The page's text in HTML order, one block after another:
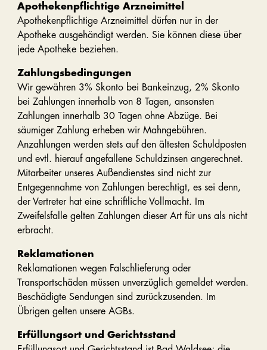
Apothekenpflichtige Arzneimittel
Apothekenpflichtige Arzneimittel dürfen nur in der
Apotheke ausgehändigt werden. Sie können diese über
jede Apotheke beziehen.
Zahlungsbedingungen
Wir gewähren 3% Skonto bei Bankeinzug, 2% Skonto
bei Zahlungen innerhalb von 8 Tagen, ansonsten
Zahlungen innerhalb 30 Tagen ohne Abzüge. Bei
säumiger Zahlung erheben wir Mahngebühren.
Anzahlungen werden stets auf den ältesten Schuldposten
und evtl. hierauf angefallene Schuldzinsen angerechnet.
Mitarbeiter unseres Außendienstes sind nicht zur
Entgegennahme von Zahlungen berechtigt, es sei denn,
der Vertreter hat eine schriftliche Vollmacht. Im
Zweifelsfalle gelten Zahlungen dieser Art für uns als nicht
erbracht.
Reklamationen
Reklamationen wegen Falschlieferung oder
Transportschäden müssen unverzüglich gemeldet werden.
Beschädigte Sendungen sind zurückzusenden. Im
Übrigen gelten unsere AGBs.
Erfüllungsort und Gerichtsstand